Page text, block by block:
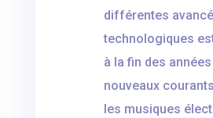
différentes
technologiques
à la fin des
nouveaux
les musiques